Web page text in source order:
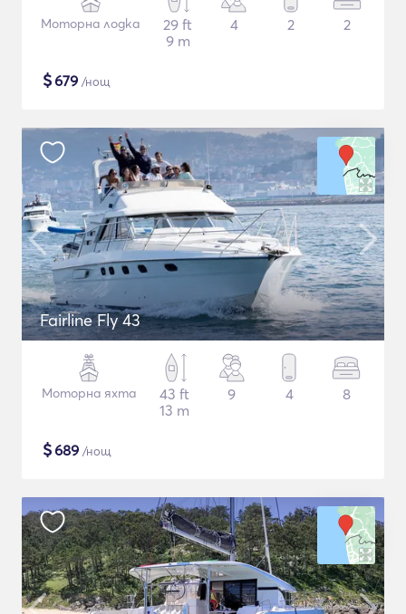
Моторна лодка
29 ft
9 m
4 2 2
$679 /нощ
Fairline Fly 43
Моторна яхта
43 ft
13 m
9 4 8
$689 /нощ